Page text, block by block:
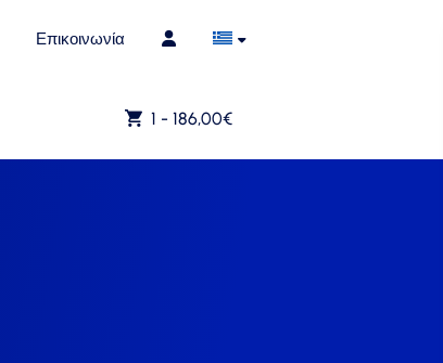
Επικοινωνία
1 - 186,00€